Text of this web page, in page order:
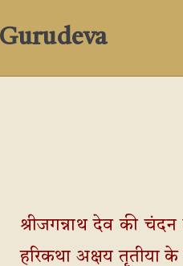
श्रीजगन्नाथ देव की
हरिकथा अक्षय तृतीया